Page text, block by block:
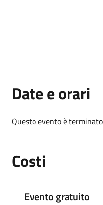
Date e orari
Questo evento è terminato
Costi
Evento gratuito